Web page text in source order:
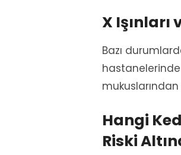
X Işınları
Bazı
Hangi
Riski